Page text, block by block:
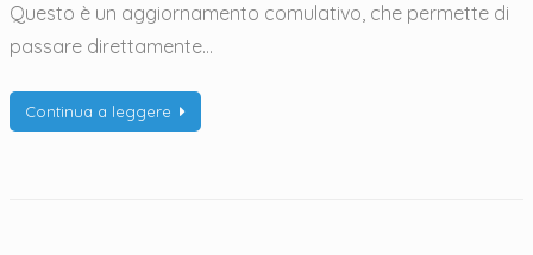
Questo è un aggiornamento comulativo, che permette di
passare direttamente…
Continua a leggere